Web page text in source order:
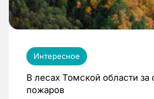
Интересное
В лесах Томской области за
пожаров